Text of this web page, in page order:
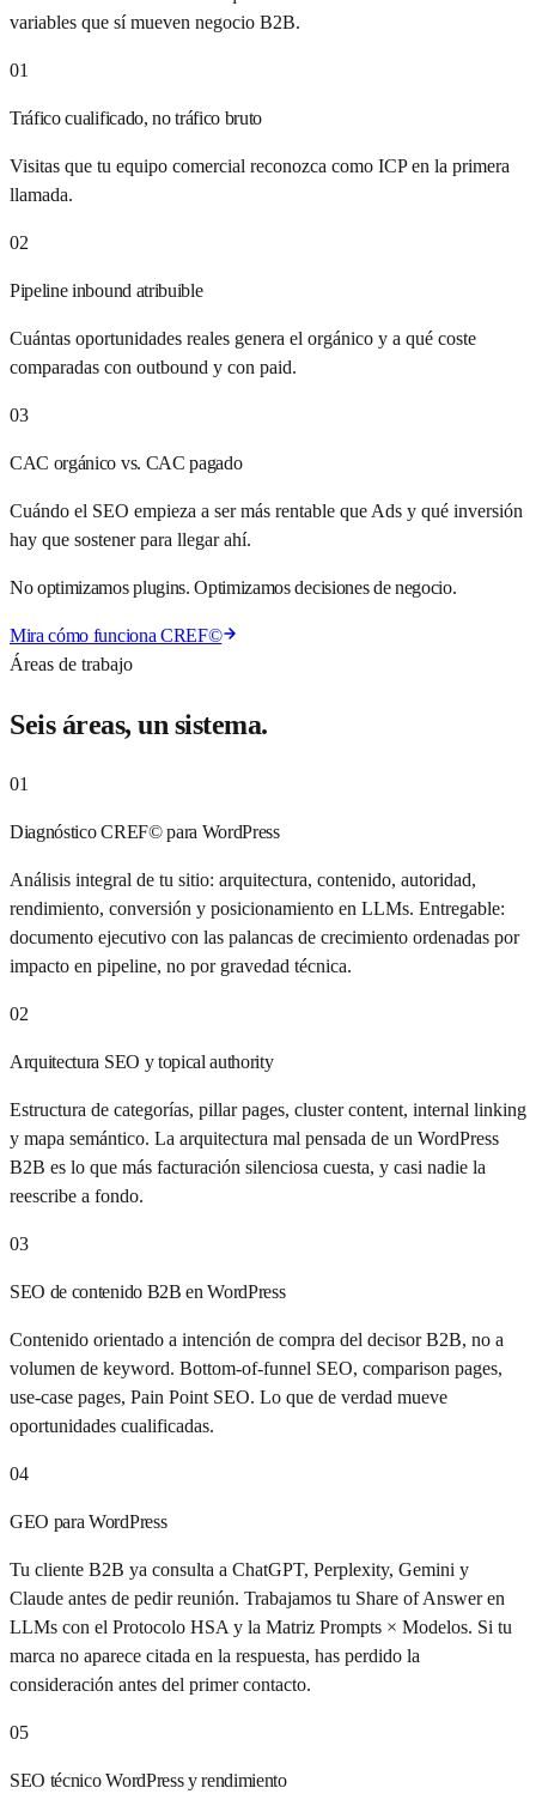
variables que sí mueven negocio B2B.
01
Tráfico cualificado, no tráfico bruto
Visitas que tu equipo comercial reconozca como ICP en la primera
llamada.
02
Pipeline inbound atribuible
Cuántas oportunidades reales genera el orgánico y a qué coste
comparadas con outbound y con paid.
03
CAC orgánico vs. CAC pagado
Cuándo el SEO empieza a ser más rentable que Ads y qué inversión
hay que sostener para llegar ahí.
No optimizamos plugins. Optimizamos decisiones de negocio.
Mira cómo funciona CREF©
Áreas de trabajo
Seis áreas, un sistema.
01
Diagnóstico CREF© para WordPress
Análisis integral de tu sitio: arquitectura, contenido, autoridad,
rendimiento, conversión y posicionamiento en LLMs. Entregable:
documento ejecutivo con las palancas de crecimiento ordenadas por
impacto en pipeline, no por gravedad técnica.
02
Arquitectura SEO y topical authority
Estructura de categorías, pillar pages, cluster content, internal linking
y mapa semántico. La arquitectura mal pensada de un WordPress
B2B es lo que más facturación silenciosa cuesta, y casi nadie la
reescribe a fondo.
03
SEO de contenido B2B en WordPress
Contenido orientado a intención de compra del decisor B2B, no a
volumen de keyword. Bottom-of-funnel SEO, comparison pages,
use-case pages, Pain Point SEO. Lo que de verdad mueve
oportunidades cualificadas.
04
GEO para WordPress
Tu cliente B2B ya consulta a ChatGPT, Perplexity, Gemini y
Claude antes de pedir reunión. Trabajamos tu Share of Answer en
LLMs con el Protocolo HSA y la Matriz Prompts × Modelos. Si tu
marca no aparece citada en la respuesta, has perdido la
consideración antes del primer contacto.
05
SEO técnico WordPress y rendimiento